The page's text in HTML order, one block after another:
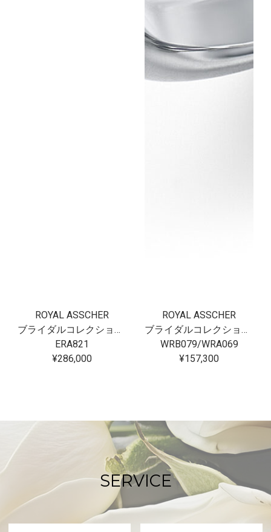
ROYAL ASSCHER
ブライダルコレクション フロリアード
ERA821
¥286,000
ROYAL ASSCHER
ブライダルコレクション フロリアード
WRB079/WRA069
¥157,300
SERVICE